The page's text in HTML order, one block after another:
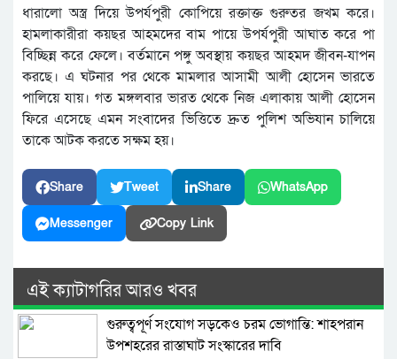
ধারালো অস্ত্র দিয়ে উপর্যপুরী কোপিয়ে রক্তাক্ত গুরুতর জখম করে।
হামলাকারীরা কয়ছর আহমদের বাম পায়ে উপর্যপুরী আঘাত করে পা
বিচ্ছিন্ন করে ফেলে। বর্তমানে পঙ্গু অবস্থায় কয়ছর আহমদ জীবন-যাপন
করছে। এ ঘটনার পর থেকে মামলার আসামী আলী হোসেন ভারতে
পালিয়ে যায়। গত মঙ্গলবার ভারত থেকে নিজ এলাকায় আলী হোসেন
ফিরে এসেছে এমন সংবাদের ভিত্তিতে দ্রুত পুলিশ অভিযান চালিয়ে
তাকে আটক করতে সক্ষম হয়।
Share Tweet Share WhatsApp
Messenger Copy Link
এই ক্যাটাগরির আরও খবর
গুরুত্বপূর্ণ সংযোগ সড়কেও চরম ভোগান্তি: শাহপরান
উপশহরের রাস্তাঘাট সংস্কারের দাবি